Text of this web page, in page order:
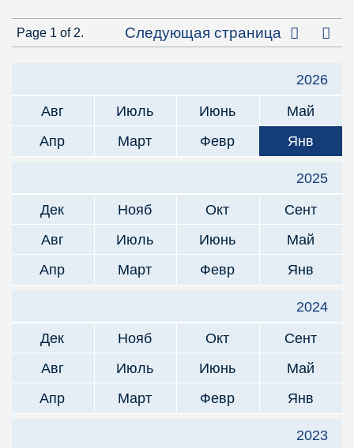
Page 1 of 2. Следующая страница
2026
Авг
Июль Июнь
Май
Апр
Март Февр Янв
2025
Дек
Нояб Окт
Сент
Авг
Июль Июнь
Май
Апр
Март Февр Янв
2024
Дек
Нояб Окт
Сент
Авг
Июль Июнь
Май
Апр
Март Февр Янв
2023